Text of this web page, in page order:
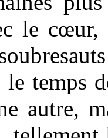
le cœur,
le temps
autre,